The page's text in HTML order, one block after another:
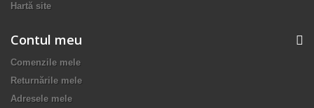
Hartă site
Contul meu
Comenzile mele
Returnările mele
Adresele mele